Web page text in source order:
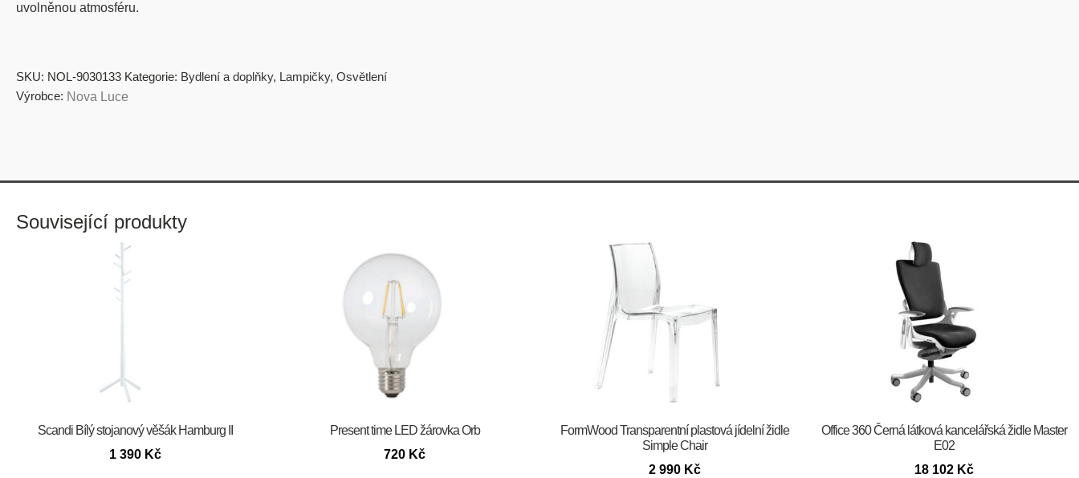
uvolněnou atmosféru.
SKU: NOL-9030133 Kategorie: Bydlení a doplňky, Lampičky, Osvětlení
Výrobce: Nova Luce
Související produkty
Scandi Bílý stojanový věšák Hamburg II
1 390 Kč
Present time LED žárovka Orb
720 Kč
FormWood Transparentní plastová jídelní židle
Simple Chair
2 990 Kč
Office 360 Černá látková kancelářská židle Master
E02
18 102 Kč